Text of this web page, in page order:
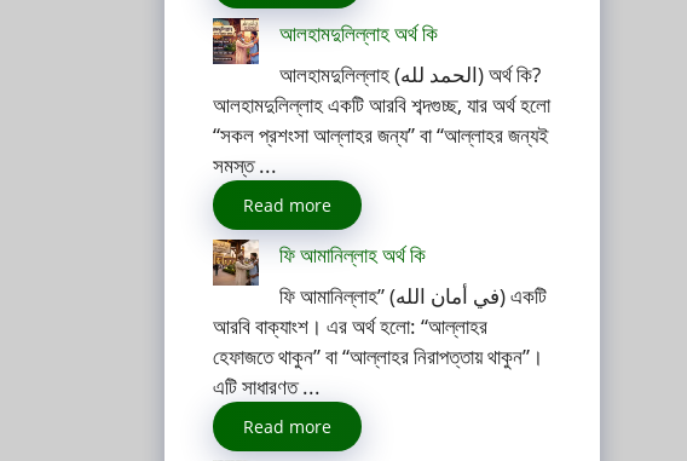
আলহামদুলিল্লাহ অর্থ কি
আলহামদুলিল্লাহ (الحمد لله) অর্থ কি?
আলহামদুলিল্লাহ একটি আরবি শব্দগুচ্ছ, যার অর্থ হলো
“সকল প্রশংসা আল্লাহর জন্য” বা “আল্লাহর জন্যই
সমস্ত ...
Read more
ফি আমানিল্লাহ অর্থ কি
ফি আমানিল্লাহ” (في أمان الله) একটি
আরবি বাক্যাংশ। এর অর্থ হলো: “আল্লাহর
হেফাজতে থাকুন” বা “আল্লাহর নিরাপত্তায় থাকুন”।
এটি সাধারণত ...
Read more